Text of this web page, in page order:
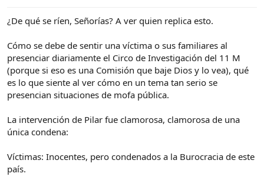
¿De qué se ríen, Señorías? A ver quien replica esto.
Cómo se debe de sentir una víctima o sus familiares al
presenciar diariamente el Circo de Investigación del 11 M
(porque si eso es una Comisión que baje Dios y lo vea), qué
es lo que siente al ver cómo en un tema tan serio se
presencian situaciones de mofa pública.
La intervención de Pilar fue clamorosa, clamorosa de una
única condena:
Víctimas: Inocentes, pero condenados a la Burocracia de este
país.